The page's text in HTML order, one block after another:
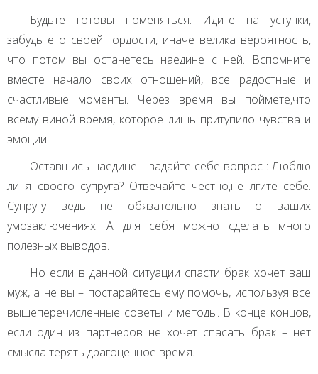
Будьте готовы поменяться. Идите на уступки,
забудьте о своей гордости, иначе велика вероятность,
что потом вы останетесь наедине с ней. Вспомните
вместе начало своих отношений, все радостные и
счастливые моменты. Через время вы поймете,что
всему виной время, которое лишь притупило чувства и
эмоции.
Оставшись наедине – задайте себе вопрос : Люблю
ли я своего супруга? Отвечайте честно,не лгите себе.
Супругу ведь не обязательно знать о ваших
умозаключениях. А для себя можно сделать много
полезных выводов.
Но если в данной ситуации спасти брак хочет ваш
муж, а не вы – постарайтесь ему помочь, используя все
вышеперечисленные советы и методы. В конце концов,
если один из партнеров не хочет спасать брак – нет
смысла терять драгоценное время.